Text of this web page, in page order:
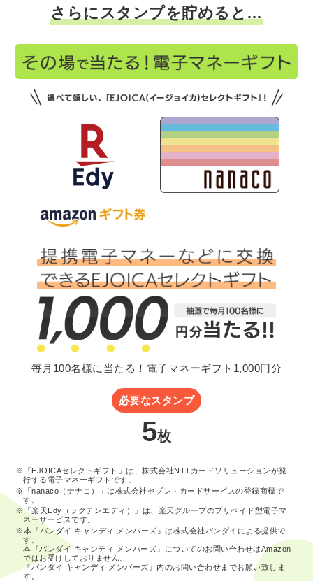
さらにスタンプを貯めると…
毎月100名様に当たる！電子マネーギフト1,000円分
必要なスタンプ
5枚
※「EJOICAセレクトギフト」は、株式会社NTTカードソリューションが発
行する電子マネーギフトです。
※「nanaco（ナナコ）」は株式会社セブン・カードサービスの登録商標で
す。
※「楽天Edy（ラクテンエディ）」は、楽天グループのプリペイド型電子マ
ネーサービスです。
※本『バンダイ キャンディ メンバーズ』は株式会社バンダイによる提供で
す。
本『バンダイ キャンディ メンバーズ』についてのお問い合わせはAmazon
ではお受けしておりません。
『バンダイ キャンディ メンバーズ』内のお問い合わせまでお願い致しま
す。